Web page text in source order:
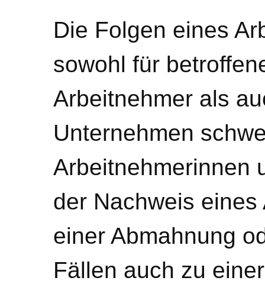
Die Folgen eines
sowohl für
Arbeitnehmer als
Unternehmen
Arbeitnehmerinnen
der Nachweis
einer Abmahnung
Fällen auch zu